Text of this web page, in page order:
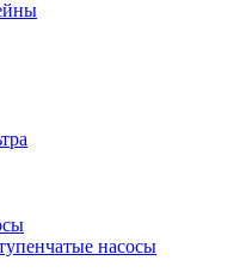
насосы